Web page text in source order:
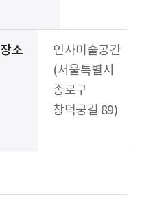
장소
인사미술공간
(서울특별시
종로구
창덕궁길 89)